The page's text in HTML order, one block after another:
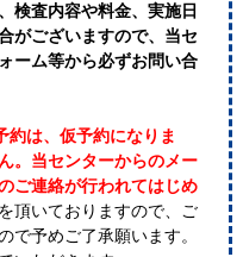
検査内容や料金、実施日
がございますので、当セ
ーム等から必ずお問い合
は、仮予約になりま
。当センターからのメー
ご連絡が行われてはじめ
頂いておりますので、ご
で予めご了承願います。